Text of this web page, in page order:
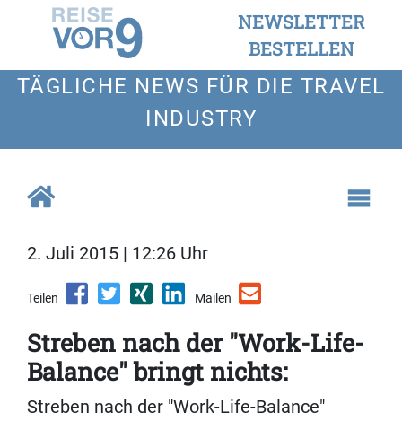
NEWSLETTER
BESTELLEN
TÄGLICHE NEWS FÜR DIE TRAVEL
INDUSTRY
2. Juli 2015 | 12:26 Uhr
Teilen Mailen
Streben nach der "Work-Life-
Balance" bringt nichts:
Streben nach der "Work-Life-Balance"